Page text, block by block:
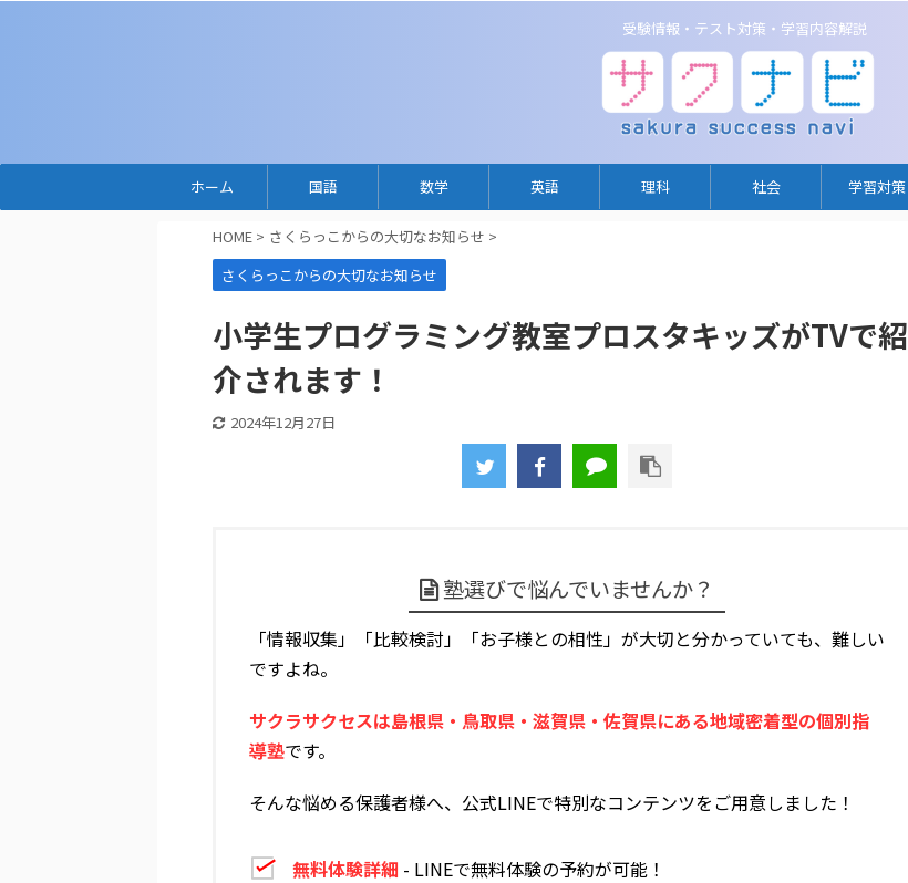
受験情報・テスト対策・学習内容解説
ホーム 国語 数学 英語 理科 社会 学習対策
HOME > さくらっこからの大切なお知らせ >
さくらっこからの大切なお知らせ
小学生プログラミング教室プロスタキッズがTVで紹
介されます！
2024年12月27日
塾選びで悩んでいませんか？
「情報収集」「比較検討」「お子様との相性」が大切と分かっていても、難しい
ですよね。
サクラサクセスは島根県・鳥取県・滋賀県・佐賀県にある地域密着型の個別指
導塾です。
そんな悩める保護者様へ、公式LINEで特別なコンテンツをご用意しました！
無料体験詳細 - LINEで無料体験の予約が可能！